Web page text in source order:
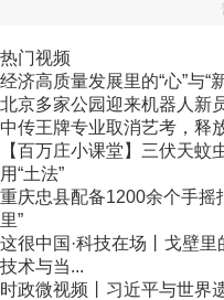
热门视频
经济高质量发展里的“心”与“
北京多家公园迎来机器人新
中传王牌专业取消艺考，释
【百万庄小课堂】三伏天
用“土法”
重庆忠县配备1200余个手摇
里”
这很中国·科技在场丨戈壁里
技术与当...
时政微视频丨习近平与世界